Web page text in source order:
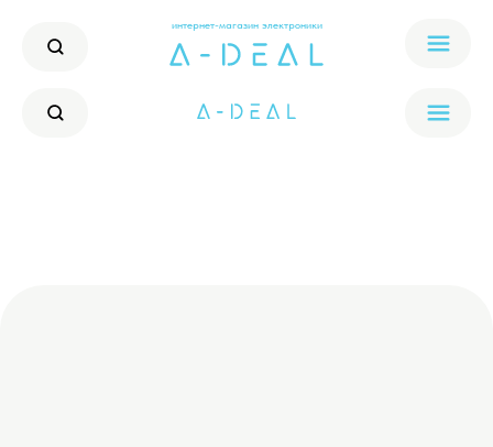
интернет-магазин электроники